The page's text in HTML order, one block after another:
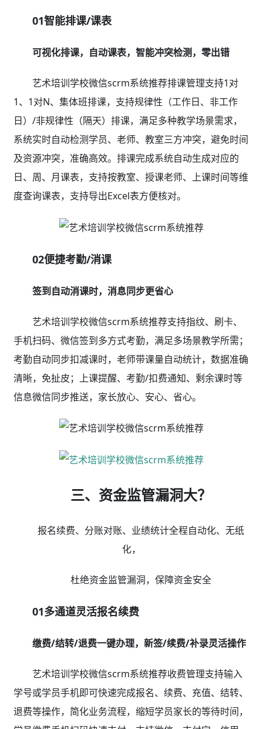
清晰，免扯皮；上课提醒、考勤/扣费通知、剩余课时等
信息微信同步推送，家长放心、安心、省心。
三、资金监管漏洞大？
报名续费、分账对账、业绩统计全程自动化、无纸
化，
杜绝资金监管漏洞，保障资金安全
01多通道灵活报名续费
缴费/结转/退费一键办理，新签/续费/补录灵活操作
艺术培训学校微信scrm系统推荐收费管理支持输入
学号或学员手机即可快速完成报名、续费、充值、结转、
退费等操作，简化业务流程，缩短学员家长的等待时间，
学员缴费手机扫码快速支付，支持微信、支付宝、信用
卡，同时还能储值、积分、优惠券等任意组合支付，减少
家长等待时间，提升前台接待效率；学校每日收费钱款由
银联自动结算，只需设置好对应的收款账户（可对接公
账/私账），无需手动提现，T+1日直达您的银行卡，资金
02自动课消/退转课统计
费提成规则及工资模版设置，系统自动根据授课老师的出
勤情况自动统计业绩提成，无需人工核算，一键生成工资
自动核算结转金额，避免人工操作疏漏，提高财务老师工
作效率。